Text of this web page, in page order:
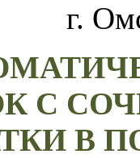
г.
С
В